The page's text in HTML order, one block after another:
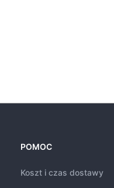
POMOC
Koszt i czas dostawy